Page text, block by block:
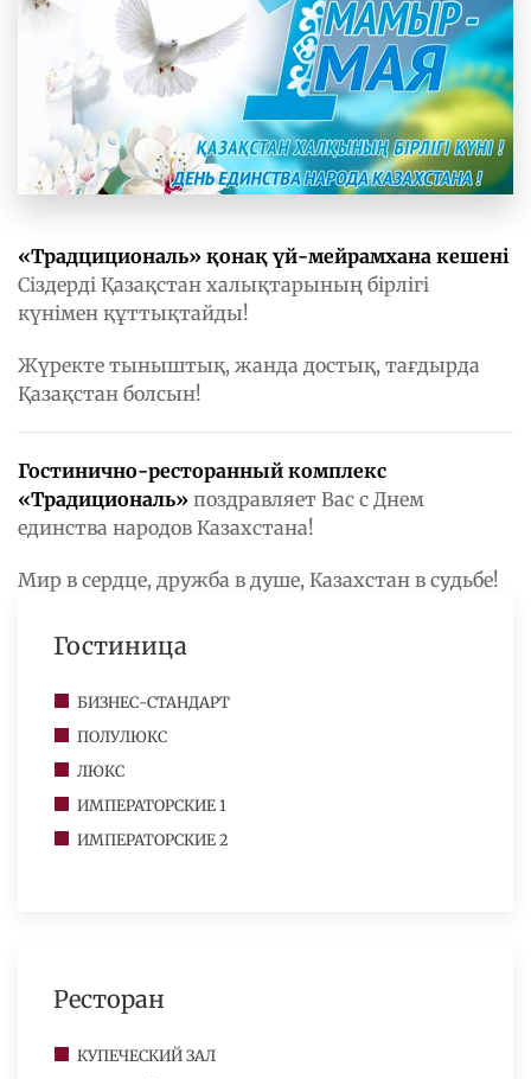
«Традцициональ» қонақ үй-мейрамхана кешені
Сіздерді Қазақстан халықтарының бірлігі
күнімен құттықтайды!
Жүректе тыныштық, жанда достық, тағдырда
Қазақстан болсын!
Гостинично-ресторанный комплекс
«Традициональ» поздравляет Вас с Днем
единства народов Казахстана!
Мир в сердце, дружба в душе, Казахстан в судьбе!
Гостиница
БИЗНЕС-СТАНДАРТ
ПОЛУЛЮКС
ЛЮКС
ИМПЕРАТОРСКИЕ 1
ИМПЕРАТОРСКИЕ 2
Ресторан
КУПЕЧЕСКИЙ ЗАЛ